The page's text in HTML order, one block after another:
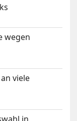
wegen
viele